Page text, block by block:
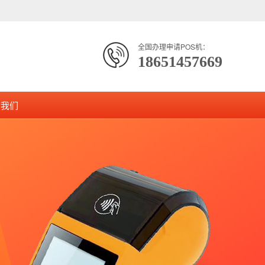
全国办理申请POS机：
18651457669
们